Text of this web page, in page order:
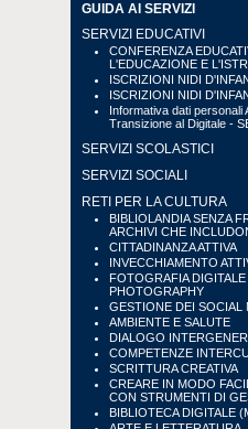
GUIDA AI SERVIZI
SERVIZI EDUCATIVI
CONFERENZA
L'EDUCAZIONE E
ISCRIZIONI NIDI
ISCRIZIONI NIDI
Informativa dati personali
Transizione al Digitale -
SERVIZI SCOLASTICI
SERVIZI SOCIALI
RETI PER LA CULTURA
BIBLIOLANDIA SENZA
ARCHIVI CHE
CITTADINANZA ATTIVA
INVECCHIAMENTO
FOTOGRAFIA
PHOTOGRAPHY
GESTIONE DEI SOCIAL
AMBIENTE E SALUTE
DIALOGO
COMPETENZE
SCRITTURA CREATIVA
CREARE IN MODO
CON STRUMENTI DI
BIBLIOTECA DIGITALE